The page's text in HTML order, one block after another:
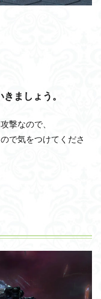
ましょう。
撃なので、
で気をつけてくださ